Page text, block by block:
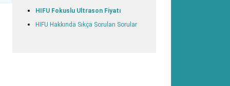
HIFU Fokuslu Ultrason Fiyatı
HIFU Hakkında Sıkça Sorulan Sorular